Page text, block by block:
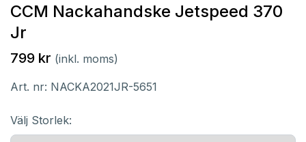
CCM Nackahandske Jetspeed 370
Jr
799 kr (inkl. moms)
Art. nr: NACKA2021JR-5651
Välj Storlek: